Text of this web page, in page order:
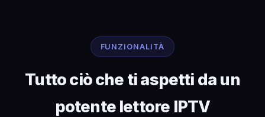
FUNZIONALITÀ
Tutto ciò che ti aspetti da un
potente lettore IPTV